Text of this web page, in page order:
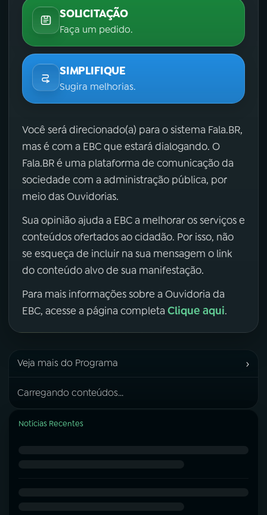
SOLICITAÇÃO
Faça um pedido.
SIMPLIFIQUE
Sugira melhorias.
Você será direcionado(a) para o sistema Fala.BR,
mas é com a EBC que estará dialogando. O
Fala.BR é uma plataforma de comunicação da
sociedade com a administração pública, por
meio das Ouvidorias.
Sua opinião ajuda a EBC a melhorar os serviços e
conteúdos ofertados ao cidadão. Por isso, não
se esqueça de incluir na sua mensagem o link
do conteúdo alvo de sua manifestação.
Para mais informações sobre a Ouvidoria da
EBC, acesse a página completa Clique aqui.
Veja mais do Programa ›
Carregando conteúdos...
Notícias Recentes